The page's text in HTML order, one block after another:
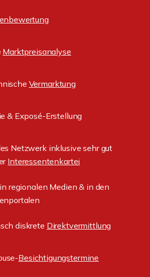
Marktpreisanalyse
Vermarktung
& Exposé-Erstellung
Netzwerk inklusive sehr gut
Interessentenkartei
regionalen Medien & in den
diskrete Direktvermittlung
Besichtigungstermine